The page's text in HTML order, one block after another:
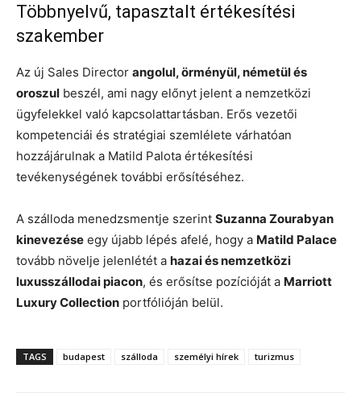
Többnyelvű, tapasztalt értékesítési
szakember
Az új Sales Director angolul, örményül, németül és
oroszul beszél, ami nagy előnyt jelent a nemzetközi
ügyfelekkel való kapcsolattartásban. Erős vezetői
kompetenciái és stratégiai szemlélete várhatóan
hozzájárulnak a Matild Palota értékesítési
tevékenységének további erősítéséhez.
A szálloda menedzsmentje szerint Suzanna Zourabyan
kinevezése egy újabb lépés afelé, hogy a Matild Palace
tovább növelje jelenlétét a hazai és nemzetközi
luxusszállodai piacon, és erősítse pozícióját a Marriott
Luxury Collection portfólióján belül.
TAGS budapest szálloda személyi hírek turizmus